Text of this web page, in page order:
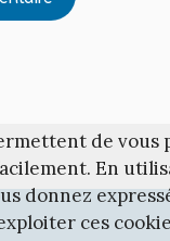
de vous
En
donnez
ces